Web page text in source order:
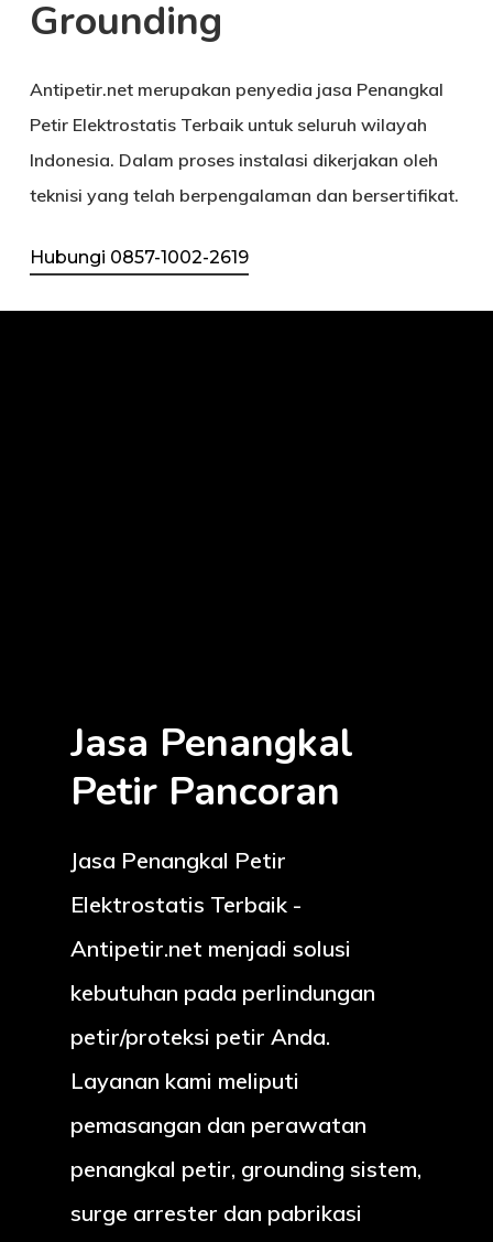
Grounding
Antipetir.net merupakan penyedia jasa Penangkal
Petir Elektrostatis Terbaik untuk seluruh wilayah
Indonesia. Dalam proses instalasi dikerjakan oleh
teknisi yang telah berpengalaman dan bersertifikat.
Hubungi 0857-1002-2619
Jasa Penangkal
Petir Pancoran
Jasa Penangkal Petir
Elektrostatis Terbaik -
Antipetir.net menjadi solusi
kebutuhan pada perlindungan
petir/proteksi petir Anda.
Layanan kami meliputi
pemasangan dan perawatan
penangkal petir, grounding sistem,
surge arrester dan pabrikasi